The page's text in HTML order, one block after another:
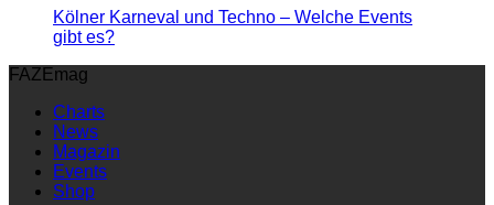
Kölner Karneval und Techno – Welche Events
gibt es?
FAZEmag
Charts
News
Magazin
Events
Shop